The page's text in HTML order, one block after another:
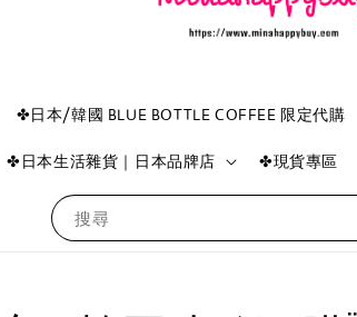
搜尋
✤日本/韓國 BLUE BOTTLE COFFEE 限定代購
✤日本生活雜貨｜日本品牌店 ✤現貨專區